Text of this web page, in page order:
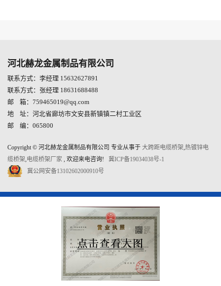
河北赫龙金属制品有限公司
联系方式：李经理 15632627891
联系方式：张经理 18631688488
邮 箱：759465019@qq.com
地 址：河北省廊坊市文安县新镇镇二村工业区
邮 编：065800
Copyright © 河北赫龙金属制品有限公司 专业从事于 大跨距电缆桥架 热镀锌电
缆桥架 电缆桥架厂家 , 欢迎来电咨询! 冀ICP备19034038号-1
冀公网安备13102602000910号